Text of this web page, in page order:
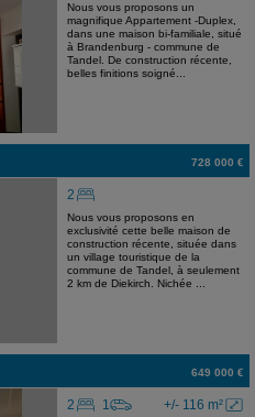
Nous vous proposons un
magnifique Appartement -Duplex,
dans une maison bi-familiale, situé
à Brandenburg - commune de
Tandel. De construction récente,
belles finitions soigné...
728 000 €
2
Nous vous proposons en
exclusivité cette belle maison de
construction récente, située dans
un village touristique de la
commune de Tandel, à seulement
2 km de Diekirch. Nichée ...
649 000 €
+/- 116 m²
2 1